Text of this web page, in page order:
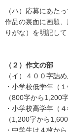
（ハ）応募にあた
作品の裏面に画題
りがな）を明記して
（２）作文の部
（イ）４００字詰
・小学校低学年（
（800字から1,200
・小学校高学年（
（1,200字から1,600
・中学生は４枚か